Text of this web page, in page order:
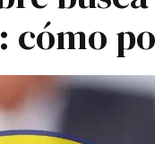
cómo